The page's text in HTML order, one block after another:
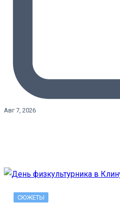
Авг 7, 2026
СЮЖЕТЫ